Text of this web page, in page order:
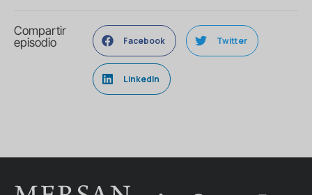
Compartir
episodio
Facebook Twitter
LinkedIn